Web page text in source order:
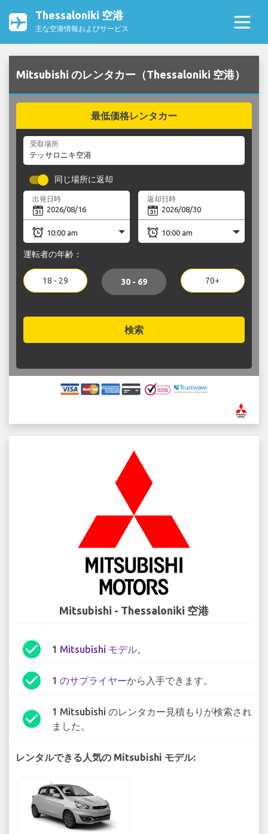
Thessaloniki 空港
主な空港情報およびサービス
Mitsubishi のレンタカー（Thessaloniki 空港）
最低価格レンタカー
受取場所
同じ場所に返却
出発日時 返却日時
運転者の年齢：
18 - 29 30 - 69 70+
検索
Mitsubishi - Thessaloniki 空港
check_circle 1 Mitsubishi モデル。
check_circle 1 のサプライヤーから入手できます。
check_circle
1 Mitsubishi のレンタカー見積もりが検索され
ました。
レンタルできる人気の Mitsubishi モデル: